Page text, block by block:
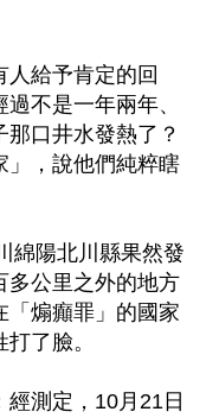
給予肯定的回
不是一年兩年、
口井水發熱了？
」，說他們純粹瞎
綿陽北川縣果然發
多公里之外的地方
「煽癲罪」的國家
了臉。
測定，10月21日